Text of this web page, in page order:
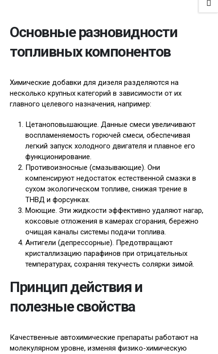
Основные разновидности
топливных компонентов
Химические добавки для дизеля разделяются на
несколько крупных категорий в зависимости от их
главного целевого назначения, например:
Цетаноповышающие. Данные смеси увеличивают
воспламеняемость горючей смеси, обеспечивая
легкий запуск холодного двигателя и плавное его
функционирование.
Противоизносные (смазывающие). Они
компенсируют недостаток естественной смазки в
сухом экологическом топливе, снижая трение в
ТНВД и форсунках.
Моющие. Эти жидкости эффективно удаляют нагар,
коксовые отложения в камерах сгорания, бережно
очищая каналы системы подачи топлива.
Антигели (депрессорные). Предотвращают
кристаллизацию парафинов при отрицательных
температурах, сохраняя текучесть солярки зимой.
Принцип действия и
полезные свойства
Качественные автохимические препараты работают на
молекулярном уровне, изменяя физико-химическую